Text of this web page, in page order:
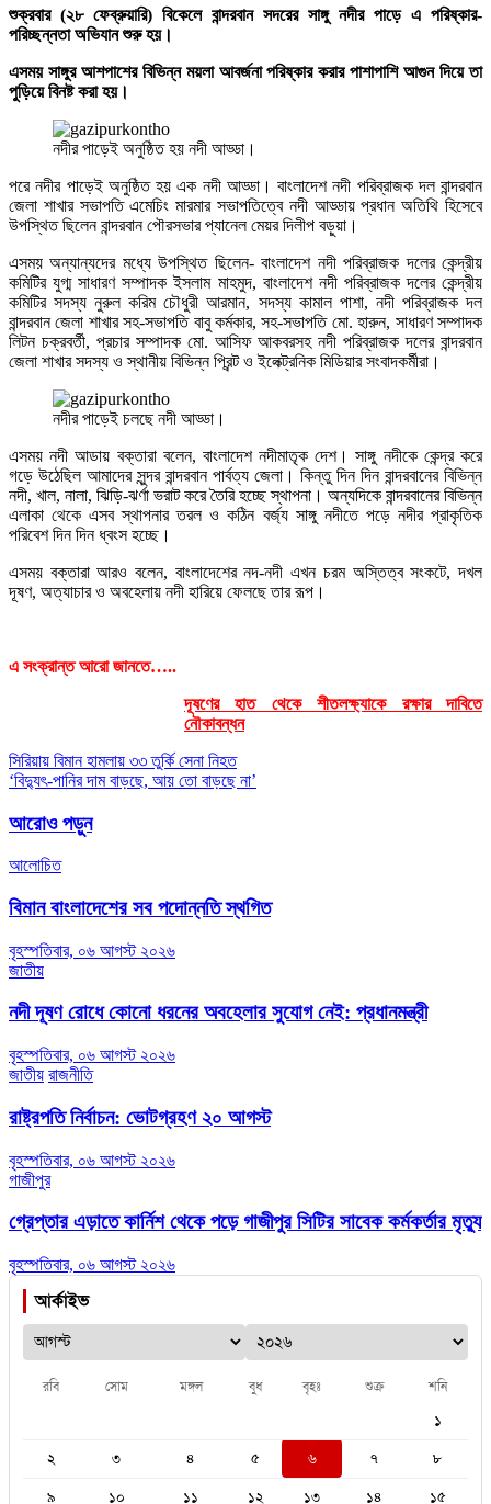
শুক্রবার (২৮ ফেব্রুয়ারি) বিকেলে বান্দরবান সদরের সাঙ্গু নদীর পাড়ে এ পরিষ্কার-
পরিচ্ছন্নতা অভিযান শুরু হয়।
এসময় সাঙ্গুর আশপাশের বিভিন্ন ময়লা আবর্জনা পরিষ্কার করার পাশাপাশি আগুন দিয়ে তা
পুড়িয়ে বিনষ্ট করা হয়।
নদীর পাড়েই অনুষ্ঠিত হয় নদী আড্ডা।
পরে নদীর পাড়েই অনুষ্ঠিত হয় এক নদী আড্ডা। বাংলাদেশ নদী পরিব্রাজক দল বান্দরবান
জেলা শাখার সভাপতি এমেচিং মারমার সভাপতিত্বে নদী আড্ডায় প্রধান অতিথি হিসেবে
উপস্থিত ছিলেন বান্দরবান পৌরসভার প্যানেল মেয়র দিলীপ বড়ুয়া।
এসময় অন্যান্যদের মধ্যে উপস্থিত ছিলেন- বাংলাদেশ নদী পরিব্রাজক দলের কেন্দ্রীয়
কমিটির যুগ্ম সাধারণ সম্পাদক ইসলাম মাহমুদ, বাংলাদেশ নদী পরিব্রাজক দলের কেন্দ্রীয়
কমিটির সদস্য নুরুল করিম চৌধুরী আরমান, সদস্য কামাল পাশা, নদী পরিব্রাজক দল
বান্দরবান জেলা শাখার সহ-সভাপতি বাবু কর্মকার, সহ-সভাপতি মো. হারুন, সাধারণ সম্পাদক
লিটন চক্রবর্তী, প্রচার সম্পাদক মো. আসিফ আকবরসহ নদী পরিব্রাজক দলের বান্দরবান
জেলা শাখার সদস্য ও স্থানীয় বিভিন্ন প্রিন্ট ও ইলেক্ট্রনিক মিডিয়ার সংবাদকর্মীরা।
নদীর পাড়েই চলছে নদী আড্ডা।
এসময় নদী আডায় বক্তারা বলেন, বাংলাদেশ নদীমাতৃক দেশ। সাঙ্গু নদীকে কেন্দ্র করে
গড়ে উঠেছিল আমাদের সুন্দর বান্দরবান পার্বত্য জেলা। কিন্তু দিন দিন বান্দরবানের বিভিন্ন
নদী, খাল, নালা, ঝিড়ি-ঝর্ণা ভরাট করে তৈরি হচ্ছে স্থাপনা। অন্যদিকে বান্দরবানের বিভিন্ন
এলাকা থেকে এসব স্থাপনার তরল ও কঠিন বর্জ্য সাঙ্গু নদীতে পড়ে নদীর প্রাকৃতিক
পরিবেশ দিন দিন ধ্বংস হচ্ছে।
এসময় বক্তারা আরও বলেন, বাংলাদেশের নদ-নদী এখন চরম অস্তিত্ব সংকটে, দখল
দূষণ, অত্যাচার ও অবহেলায় নদী হারিয়ে ফেলছে তার রূপ।
এ সংক্রান্ত আরো জানতে…..
দূষণের হাত থেকে শীতলক্ষ্যাকে রক্ষার দাবিতে
নৌকাবন্ধন
Post
navigation
সিরিয়ায় বিমান হামলায় ৩৩ তুর্কি সেনা নিহত
‘বিদ্যুৎ-পানির দাম বাড়ছে, আয় তো বাড়ছে না’
আরোও পড়ুন
আলোচিত
বিমান বাংলাদেশের সব পদোন্নতি স্থগিত
বৃহস্পতিবার, ০৬ আগস্ট ২০২৬
জাতীয়
নদী দূষণ রোধে কোনো ধরনের অবহেলার সুযোগ নেই: প্রধানমন্ত্রী
বৃহস্পতিবার, ০৬ আগস্ট ২০২৬
জাতীয় রাজনীতি
রাষ্ট্রপতি নির্বাচন: ভোটগ্রহণ ২০ আগস্ট
বৃহস্পতিবার, ০৬ আগস্ট ২০২৬
গাজীপুর
গ্রেপ্তার এড়াতে কার্নিশ থেকে পড়ে গাজীপুর সিটির সাবেক কর্মকর্তার মৃত্যু
বৃহস্পতিবার, ০৬ আগস্ট ২০২৬
আর্কাইভ
রবি সোম মঙ্গল বুধ বৃহঃ শুক্র শনি
১
২
৩ ৪ ৫ ৬ ৭
৮
৯
১০ ১১ ১২ ১৩ ১৪
১৫